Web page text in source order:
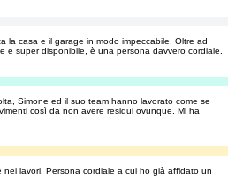
la casa e il garage in modo impeccabile. Oltre ad
e super disponibile, è una persona davvero cordiale.
Simone ed il suo team hanno lavorato come se
così da non avere residui ovunque. Mi ha
lavori. Persona cordiale a cui ho già affidato un